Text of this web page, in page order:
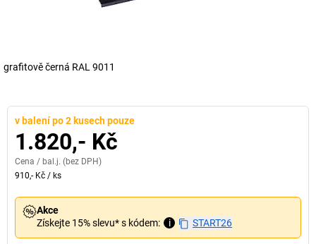
grafitově černá RAL 9011
v balení po 2 kusech pouze
1.820,- Kč
Cena / bal.j. (bez DPH)
910,- Kč / ks
Akce
Získejte 15% slevu* s kódem:
i START26